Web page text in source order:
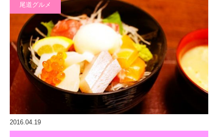
尾道グルメ
2016.04.19